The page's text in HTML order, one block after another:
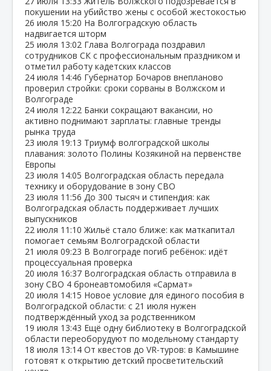
покушении на убийство жены с особой жестокостью
26 июля 15:20 На Волгоградскую область
надвигается шторм
25 июля 13:02 Глава Волгограда поздравил
сотрудников СК с профессиональным праздником и
отметил работу кадетских классов
24 июля 14:46 Губернатор Бочаров внепланово
проверил стройки: сроки сорваны в Волжском и
Волгограде
24 июля 12:22 Банки сокращают вакансии, но
активно поднимают зарплаты: главные тренды
рынка труда
23 июля 19:13 Триумф волгоградской школы
плавания: золото Полины Козякиной на первенстве
Европы
23 июля 14:05 Волгоградская область передала
технику и оборудование в зону СВО
23 июля 11:56 До 300 тысяч и стипендия: как
Волгоградская область поддерживает лучших
выпускников
22 июля 11:10 Жильё стало ближе: как маткапитал
помогает семьям Волгоградской области
21 июля 09:23 В Волгограде погиб ребёнок: идёт
процессуальная проверка
20 июля 16:37 Волгоградская область отправила в
зону СВО 4 бронеавтомобиля «Сармат»
20 июля 14:15 Новое условие для единого пособия в
Волгоградской области: с 21 июля нужен
подтверждённый уход за родственником
19 июля 13:43 Ещё одну библиотеку в Волгоградской
области переоборудуют по модельному стандарту
18 июля 13:14 От квестов до VR‑туров: в Камышине
готовят к открытию детский просветительский